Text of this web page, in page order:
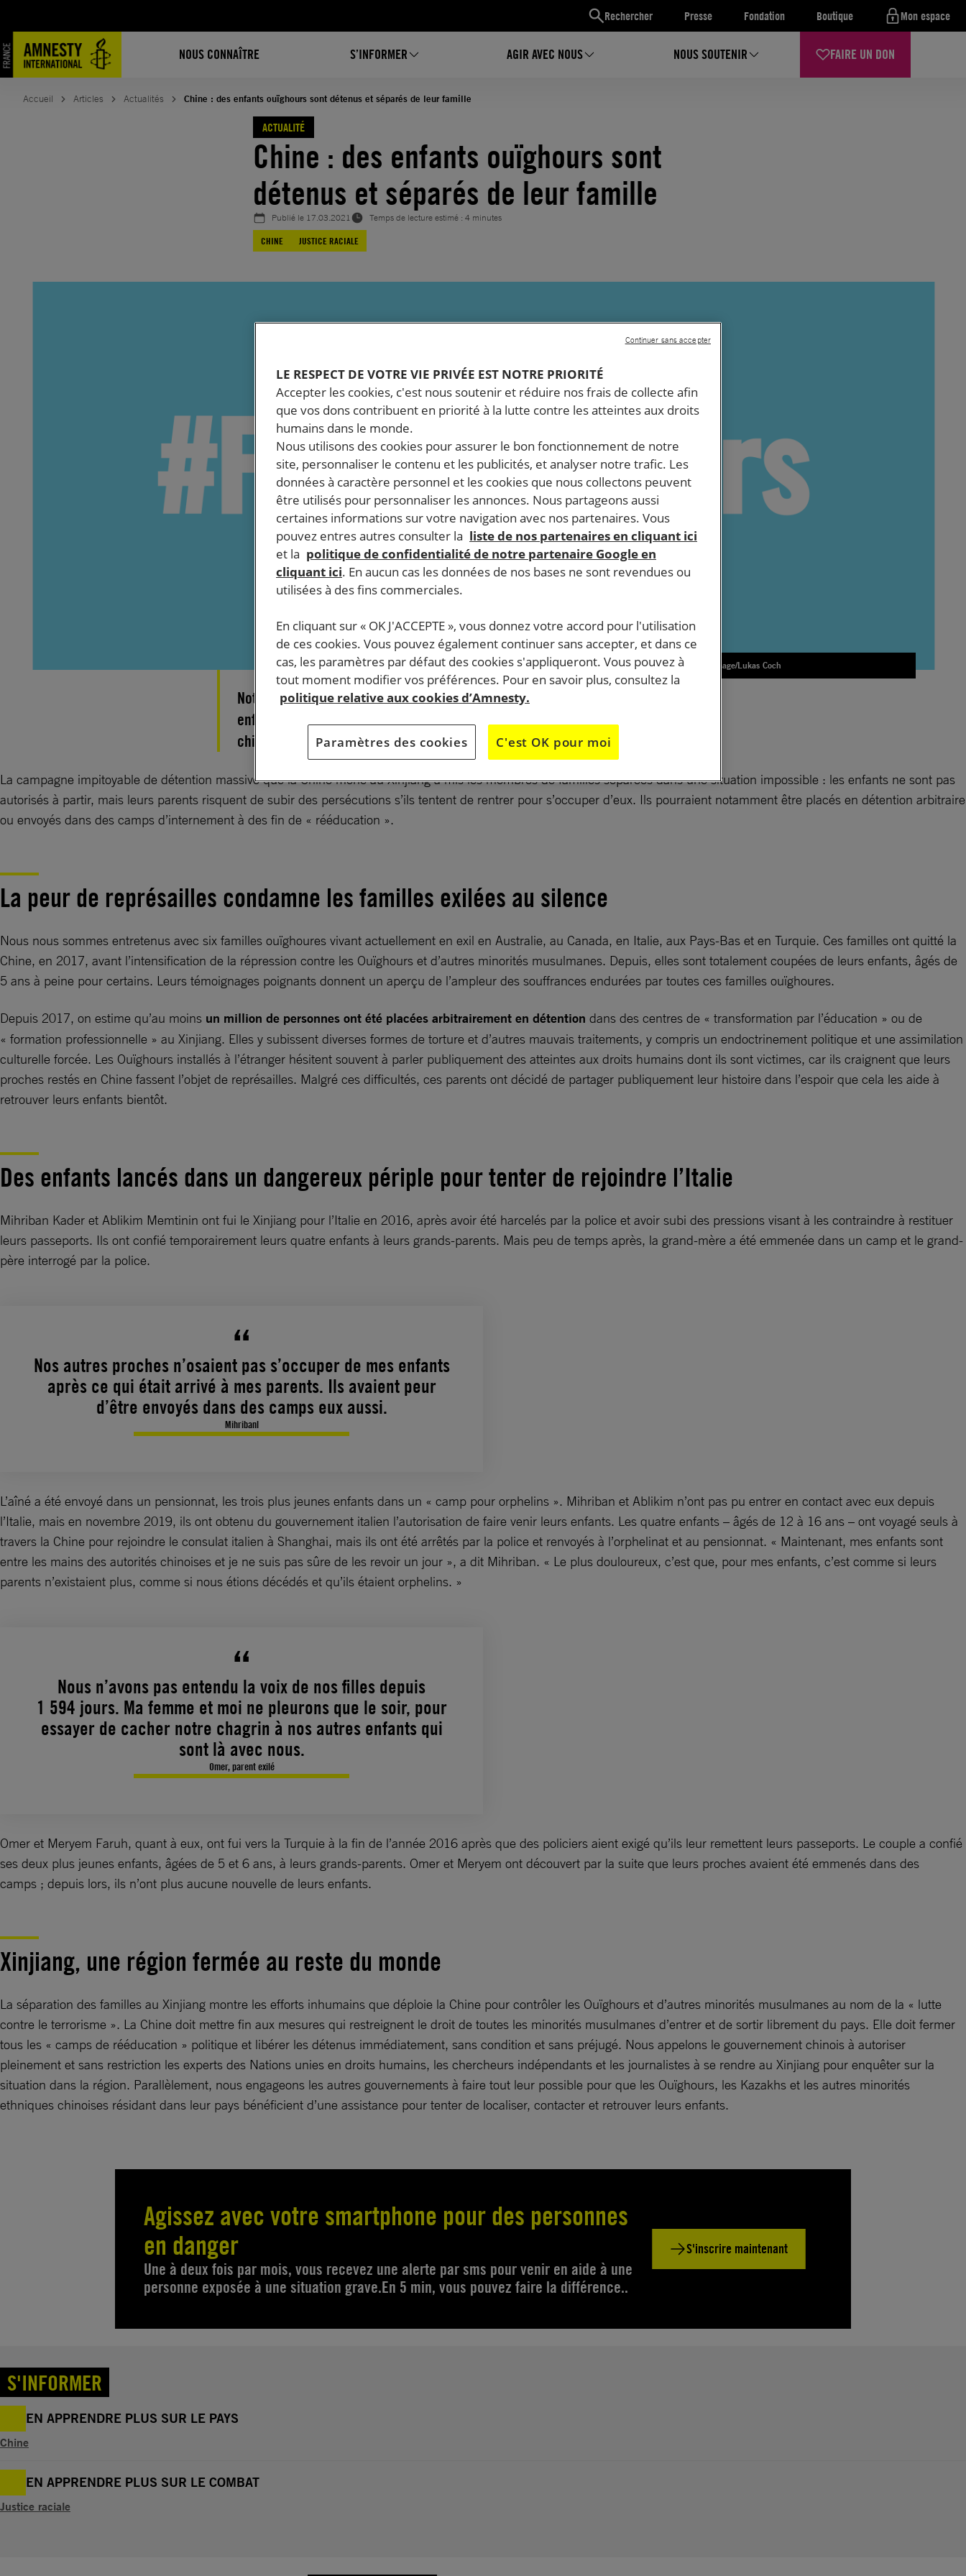
Rechercher Presse Fondation Boutique Mon espace
NOUS CONNAÎTRE S’INFORMER AGIR AVEC NOUS NOUS SOUTENIR FAIRE UN DON
contenu
Accueil Articles Actualités Chine : des enfants ouïghours sont détenus et séparés de leur famille
ACTUALITÉ
Chine : des enfants ouïghours sont
détenus et séparés de leur famille
Publié le 17.03.2021
Temps de lecture estimé : 4 minutes
CHINE
JUSTICE RACIALE
AAP Image/Lukas Coch
Notre enquête donne la parole à ces parents ouïghours exilés dont les
enfants sont détenus dans des « orphelinats » d’État, dans la région
chinoise du Xinjiang. Témoignages.
La campagne impitoyable de détention massive que la Chine mène au Xinjiang a mis les membres de familles séparées dans une situation impossible : les enfants ne sont pas
autorisés à partir, mais leurs parents risquent de subir des persécutions s’ils tentent de rentrer pour s’occuper d’eux. Ils pourraient notamment être placés en détention arbitraire
ou envoyés dans des camps d’internement à des fin de « rééducation ».
La peur de représailles condamne les familles exilées au silence
Nous nous sommes entretenus avec six familles ouïghoures vivant actuellement en exil en Australie, au Canada, en Italie, aux Pays-Bas et en Turquie. Ces familles ont quitté la
Chine, en 2017, avant l’intensification de la répression contre les Ouïghours et d’autres minorités musulmanes. Depuis, elles sont totalement coupées de leurs enfants, âgés de
5 ans à peine pour certains. Leurs témoignages poignants donnent un aperçu de l’ampleur des souffrances endurées par toutes ces familles ouïghoures.
Depuis 2017, on estime qu’au moins un million de personnes ont été placées arbitrairement en détention dans des centres de « transformation par l’éducation » ou de
« formation professionnelle » au Xinjiang. Elles y subissent diverses formes de torture et d’autres mauvais traitements, y compris un endoctrinement politique et une assimilation
culturelle forcée. Les Ouïghours installés à l’étranger hésitent souvent à parler publiquement des atteintes aux droits humains dont ils sont victimes, car ils craignent que leurs
proches restés en Chine fassent l’objet de représailles. Malgré ces difficultés, ces parents ont décidé de partager publiquement leur histoire dans l’espoir que cela les aide à
retrouver leurs enfants bientôt.
Des enfants lancés dans un dangereux périple pour tenter de rejoindre l’Italie
Mihriban Kader et Ablikim Memtinin ont fui le Xinjiang pour l’Italie en 2016, après avoir été harcelés par la police et avoir subi des pressions visant à les contraindre à restituer
leurs passeports. Ils ont confié temporairement leurs quatre enfants à leurs grands-parents. Mais peu de temps après, la grand-mère a été emmenée dans un camp et le grand-
père interrogé par la police.
Nos autres proches n’osaient pas s’occuper de mes enfants
après ce qui était arrivé à mes parents. Ils avaient peur
d’être envoyés dans des camps eux aussi.
Mihribanl
L’aîné a été envoyé dans un pensionnat, les trois plus jeunes enfants dans un « camp pour orphelins ». Mihriban et Ablikim n’ont pas pu entrer en contact avec eux depuis
l’Italie, mais en novembre 2019, ils ont obtenu du gouvernement italien l’autorisation de faire venir leurs enfants. Les quatre enfants – âgés de 12 à 16 ans – ont voyagé seuls à
travers la Chine pour rejoindre le consulat italien à Shanghai, mais ils ont été arrêtés par la police et renvoyés à l’orphelinat et au pensionnat. « Maintenant, mes enfants sont
entre les mains des autorités chinoises et je ne suis pas sûre de les revoir un jour », a dit Mihriban. « Le plus douloureux, c’est que, pour mes enfants, c’est comme si leurs
parents n’existaient plus, comme si nous étions décédés et qu’ils étaient orphelins. »
Nous n’avons pas entendu la voix de nos filles depuis
1 594 jours. Ma femme et moi ne pleurons que le soir, pour
essayer de cacher notre chagrin à nos autres enfants qui
sont là avec nous.
Omer, parent exilé
Omer et Meryem Faruh, quant à eux, ont fui vers la Turquie à la fin de l’année 2016 après que des policiers aient exigé qu’ils leur remettent leurs passeports. Le couple a confié
ses deux plus jeunes enfants, âgées de 5 et 6 ans, à leurs grands-parents. Omer et Meryem ont découvert par la suite que leurs proches avaient été emmenés dans des
camps ; depuis lors, ils n’ont plus aucune nouvelle de leurs enfants.
Xinjiang, une région fermée au reste du monde
La séparation des familles au Xinjiang montre les efforts inhumains que déploie la Chine pour contrôler les Ouïghours et d’autres minorités musulmanes au nom de la « lutte
contre le terrorisme ». La Chine doit mettre fin aux mesures qui restreignent le droit de toutes les minorités musulmanes d’entrer et de sortir librement du pays. Elle doit fermer
tous les « camps de rééducation » politique et libérer les détenus immédiatement, sans condition et sans préjugé. Nous appelons le gouvernement chinois à autoriser
pleinement et sans restriction les experts des Nations unies en droits humains, les chercheurs indépendants et les journalistes à se rendre au Xinjiang pour enquêter sur la
situation dans la région. Parallèlement, nous engageons les autres gouvernements à faire tout leur possible pour que les Ouïghours, les Kazakhs et les autres minorités
ethniques chinoises résidant dans leur pays bénéficient d’une assistance pour tenter de localiser, contacter et retrouver leurs enfants.
Agissez avec votre smartphone pour des personnes
en danger
Une à deux fois par mois, vous recevez une alerte par sms pour venir en aide à une
personne exposée à une situation grave.En 5 min, vous pouvez faire la différence..
S'inscrire maintenant
S'INFORMER
EN APPRENDRE PLUS SUR LE PAYS
Chine
EN APPRENDRE PLUS SUR LE COMBAT
Justice raciale
LE RESPECT DE VOTRE VIE PRIVÉE EST NOTRE PRIORITÉ
Accepter les cookies, c'est nous soutenir et réduire nos frais de collecte afin
que vos dons contribuent en priorité à la lutte contre les atteintes aux droits
humains dans le monde.
Nous utilisons des cookies pour assurer le bon fonctionnement de notre
site, personnaliser le contenu et les publicités, et analyser notre trafic. Les
données à caractère personnel et les cookies que nous collectons peuvent
être utilisés pour personnaliser les annonces. Nous partageons aussi
certaines informations sur votre navigation avec nos partenaires. Vous
pouvez entres autres consulter la liste de nos partenaires en cliquant ici
et la politique de confidentialité de notre partenaire Google en
cliquant ici. En aucun cas les données de nos bases ne sont revendues ou
utilisées à des fins commerciales.
En cliquant sur « OK J'ACCEPTE », vous donnez votre accord pour l'utilisation
de ces cookies. Vous pouvez également continuer sans accepter, et dans ce
cas, les paramètres par défaut des cookies s'appliqueront. Vous pouvez à
tout moment modifier vos préférences. Pour en savoir plus, consultez la
politique relative aux cookies d’Amnesty.
Paramètres des cookies C'est OK pour moi
Continuer sans accepter